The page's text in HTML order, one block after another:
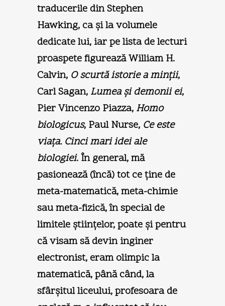
traducerile din Stephen
Hawking, ca şi la volumele
dedicate lui, iar pe lista de lecturi
proaspete figurează William H.
Calvin, O scurtă istorie a minţii,
Carl Sagan, Lumea şi demonii ei,
Pier Vincenzo Piazza, Homo
biologicus, Paul Nurse, Ce este
viaţa. Cinci mari idei ale
biologiei. În general, mă
pasionează (încă) tot ce ţine de
meta-matematică, meta-chimie
sau meta-fizică, în special de
limitele ştiinţelor, poate şi pentru
că visam să devin inginer
electronist, eram olimpic la
matematică, până când, la
sfârşitul liceului, profesoara de